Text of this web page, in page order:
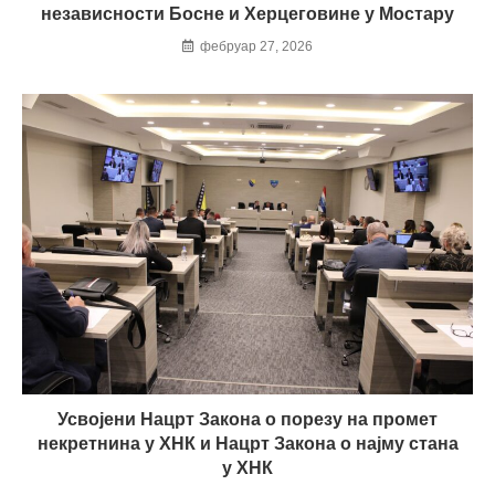
независности Босне и Херцеговине у Мостару
фебруар 27, 2026
Усвојени Нацрт Закона о порезу на промет
некретнина у ХНК и Нацрт Закона о најму стана
у ХНК